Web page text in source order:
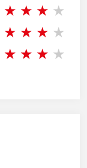
★ ★ ★ ★
★ ★ ★ ★
★ ★ ★ ★